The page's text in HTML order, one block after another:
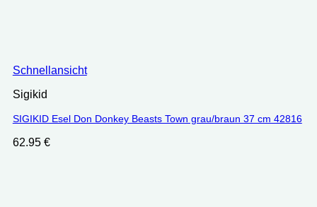
Schnellansicht
Sigikid
SIGIKID Esel Don Donkey Beasts Town grau/braun 37 cm 42816
62.95 €